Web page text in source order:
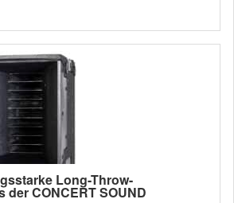
Long-Throw-
der CONCERT SOUND